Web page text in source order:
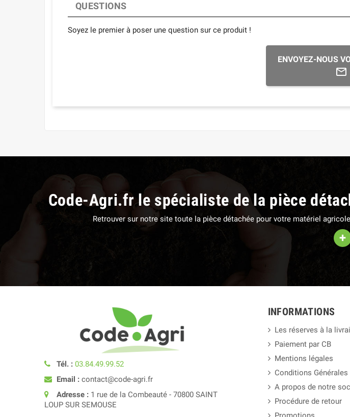
QUESTIONS
Soyez le premier à poser une question sur ce produit !
ENVOYEZ-NOUS
Code-Agri.fr le spécialiste de la pièce
Retrouver sur notre site toute la pièce détachée pour votre matériel
+
Tél. : 03.84.49.99.52
Email : contact@code-agri.fr
Adresse : 1 rue de la Combeauté - 70800 SAINT
LOUP SUR SEMOUSE
INFORMATIONS
Les réserves à la
Paiement par CB
Mentions légales
Conditions Générales
A propos de notre
Procédure de retour